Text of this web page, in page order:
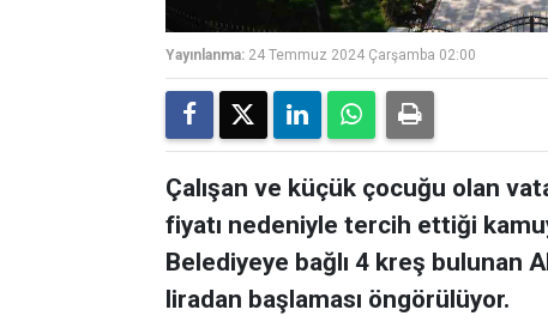
Yayınlanma: 24 Temmuz 2024 Çarşamba 02:00
Çalışan ve küçük çocuğu olan
fiyatı nedeniyle tercih ettiği
Belediyeye bağlı 4 kreş bulunan
liradan başlaması öngörülüyor.